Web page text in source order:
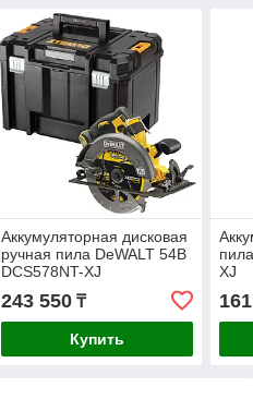
Аккумуляторная дисковая
ручная пила DeWALT 54В
DCS578NT-XJ
243 550₸
Купить
XJ